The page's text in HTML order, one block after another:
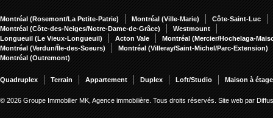
Montréal (Rosemont/La Petite-Patrie) Montréal (Ville-Marie)
Côte-Saint-Luc
Montréal (Côte-des-Neiges/Notre-Dame-de-Grâce)
Westmount
Longueuil (Le Vieux-Longueuil)
Acton Vale
Montréal (Mercier/Hochelaga-
Montréal (Verdun/Île-des-Soeurs)
Montréal (Villeray/Saint-Michel/Parc-Extension)
Montréal (Outremont)
Quadruplex Terrain Appartement Duplex Loft/Studio Maison à
© 2026 Groupe Immobilier MK, Agence immobilière. Tous droits réservés. Site web par